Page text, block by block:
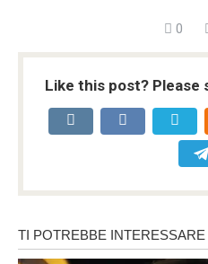
0
Like this post?